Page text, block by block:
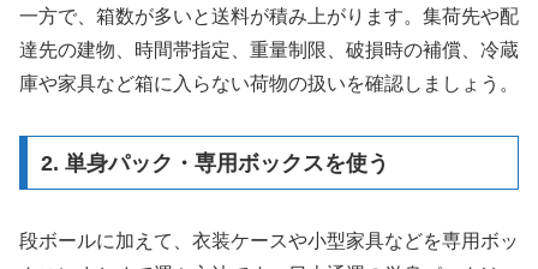
一方で、箱数が多いと送料が積み上がります。集荷先や配
達先の建物、時間帯指定、重量制限、破損時の補償、冷蔵
庫や家具など箱に入らない荷物の扱いを確認しましょう。
2. 単身パック・専用ボックスを使う
段ボールに加えて、衣装ケースや小型家具などを専用ボッ